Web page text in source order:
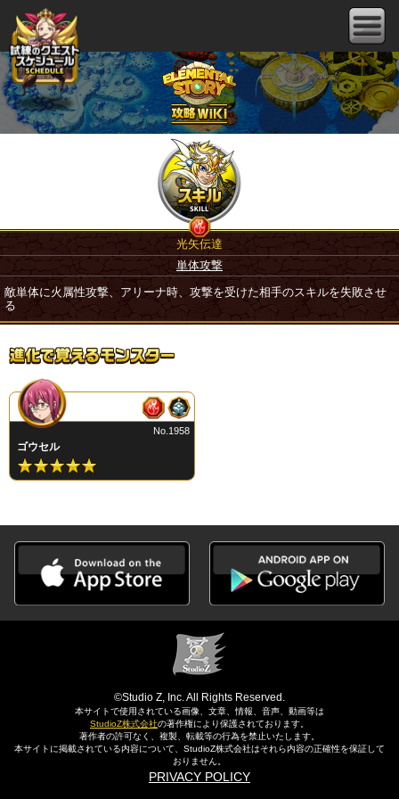
光矢伝達
単体攻撃
敵単体に火属性攻撃、アリーナ時、攻撃を受けた相手のスキルを失敗させ
る
ゴウセル
No.1958
©Studio Z, Inc. All Rights Reserved.
本サイトで使用されている画像、文章、情報、音声、動画等は
StudioZ株式会社の著作権により保護されております。
著作者の許可なく、複製、転載等の行為を禁止いたします。
本サイトに掲載されている内容について、StudioZ株式会社はそれら内容の正確性を保証して
おりません。
PRIVACY POLICY